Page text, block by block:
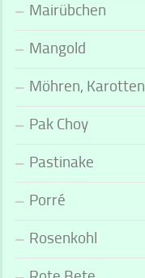
Mairübchen
Mangold
Möhren, Karotten
Pak Choy
Pastinake
Porré
Rosenkohl